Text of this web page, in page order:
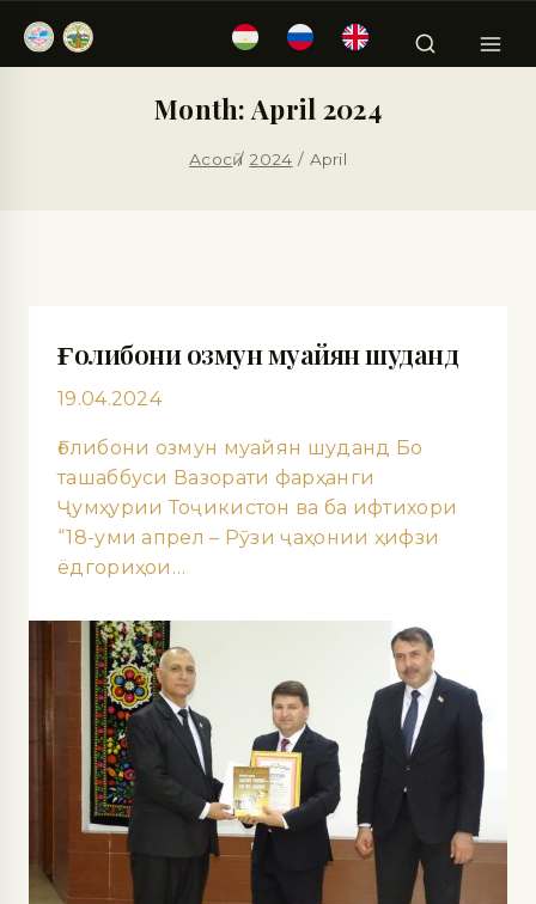
Month: April 2024
Асосӣ / 2024 / April
Ғолибони озмун муайян шуданд
19.04.2024
Ғолибони озмун муайян шуданд Бо
ташаббуси Вазорати фарҳанги
Ҷумҳурии Тоҷикистон ва ба ифтихори
“18-уми апрел – Рӯзи ҷаҳонии ҳифзи
ёдгориҳои…